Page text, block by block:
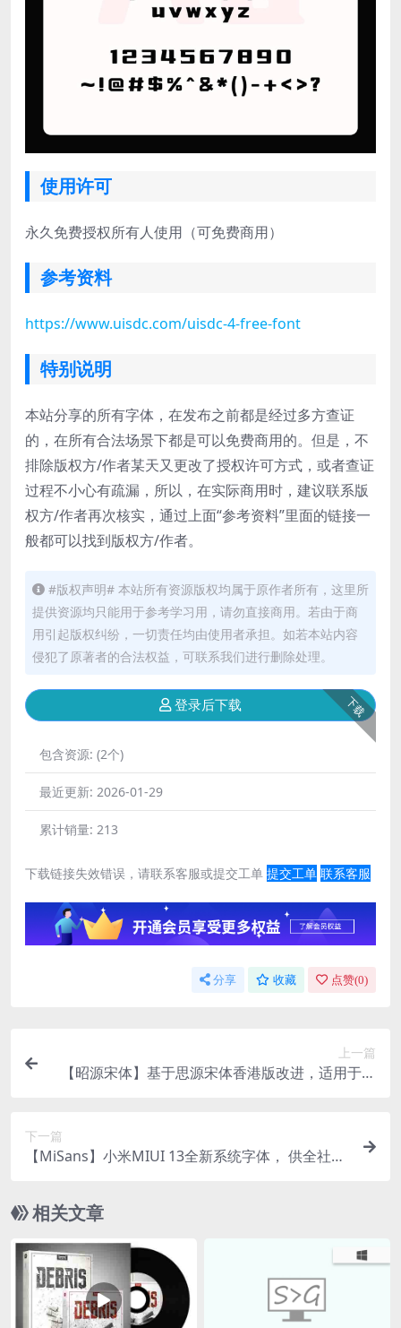
使用许可
永久免费授权所有人使用（可免费商用）
参考资料
https://www.uisdc.com/uisdc-4-free-font
特别说明
本站分享的所有字体，在发布之前都是经过多方查证
的，在所有合法场景下都是可以免费商用的。但是，不
排除版权方/作者某天又更改了授权许可方式，或者查证
过程不小心有疏漏，所以，在实际商用时，建议联系版
权方/作者再次核实，通过上面“参考资料”里面的链接一
般都可以找到版权方/作者。
#版权声明# 本站所有资源版权均属于原作者所有，这里所
提供资源均只能用于参考学习用，请勿直接商用。若由于商
用引起版权纠纷，一切责任均由使用者承担。如若本站内容
侵犯了原著者的合法权益，可联系我们进行删除处理。
下载
登录后下载
包含资源: (2个)
最近更新: 2026-01-29
累计销量: 213
下载链接失效错误，请联系客服或提交工单 提交工单 联系客服
分享 收藏 点赞(0)
上一篇
【昭源宋体】基于思源宋体香港版改进，适用于香
下一篇
【MiSans】小米MIUI 13全新系统字体， 供全社会
相关文章